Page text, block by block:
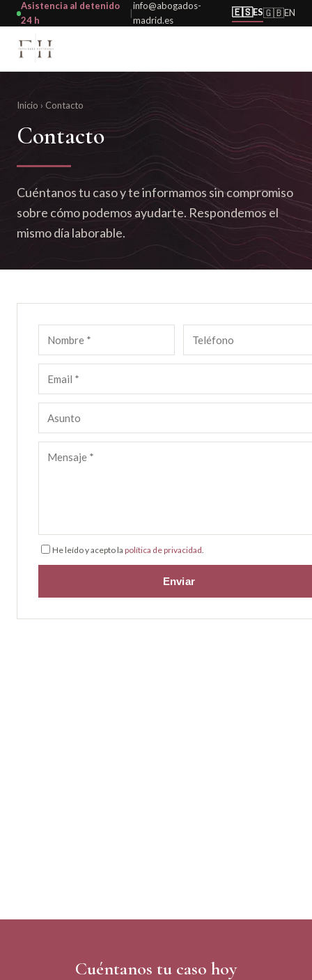
Asistencia al detenido
24 h
|
info@abogados-
madrid.es
🇪🇸ES🇬🇧EN
Inicio › Contacto
Contacto
Cuéntanos tu caso y te informamos sin compromiso
sobre cómo podemos ayudarte. Respondemos el
mismo día laborable.
He leído y acepto la política de privacidad.
Enviar
Cuéntanos tu caso hoy